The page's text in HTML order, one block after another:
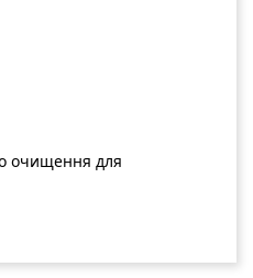
очищення для